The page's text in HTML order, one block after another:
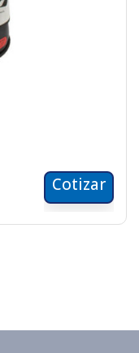
Cotizar